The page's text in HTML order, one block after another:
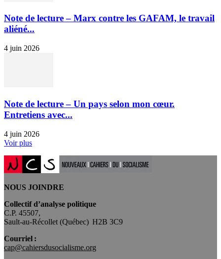
Note de lecture – Marx contre les GAFAM, le travail
aliéné...
4 juin 2026
Note de lecture – Un pays selon mon cœur.
Entretiens avec...
4 juin 2026
Voir plus
NOUS JOINDRE
Collectif d’analyse politique
C.P. 45507,
Sault-au-Récollet (Québec) H2B 3C9
Courriel :
cap@cahiersdusocialisme.org